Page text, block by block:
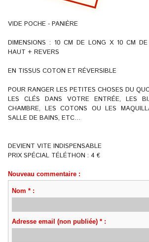
VIDE POCHE - PANIÈRE
DIMENSIONS : 10 CM DE LONG X 10 CM
HAUT + REVERS
EN TISSUS COTON ET RÉVERSIBLE
POUR RANGER LES PETITES CHOSES DU
LES CLÉS DANS VOTRE ENTRÉE, LES
CHAMBRE, LES COTONS OU LES
SALLE DE BAINS, ETC…
DEVIENT VITE INDISPENSABLE
PRIX SPÉCIAL TÉLÉTHON : 4 €
Nouveau commentaire :
Nom * :
Adresse email (non publiée) * :